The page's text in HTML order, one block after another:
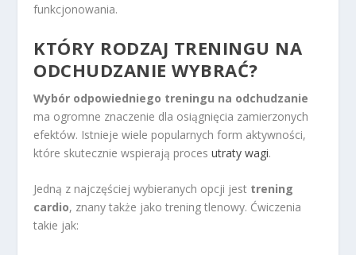
funkcjonowania.
KTÓRY RODZAJ TRENINGU NA
ODCHUDZANIE WYBRAĆ?
Wybór odpowiedniego treningu na odchudzanie
ma ogromne znaczenie dla osiągnięcia zamierzonych
efektów. Istnieje wiele popularnych form aktywności,
które skutecznie wspierają procesutraty wagi.
Jedną z najczęściej wybieranych opcji jest trening
cardio, znany także jako trening tlenowy. Ćwiczenia
takie jak: